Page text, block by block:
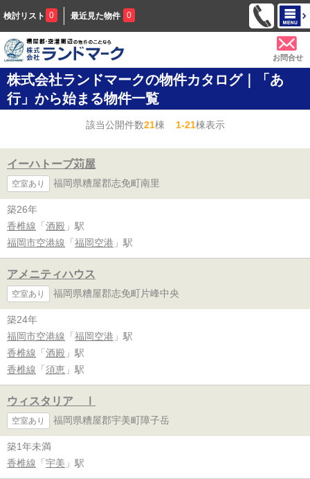
検討リスト 0 最近見た物件 0
お問合せ
株式会社ランドマークの物件カタログ｜「あ
行」から始まる物件一覧
該当公開件数21棟 1-21棟表示
イーハトーブ苅屋
空室あり 福岡県糟屋郡志免町南里
築26年
香椎線 「 酒殿 」駅
福岡市空港線 「 福岡空港 」駅
アメニティハウス
空室あり 福岡県糟屋郡志免町片峰中央
築24年
福岡市空港線 「 福岡空港 」駅
香椎線 「 酒殿 」駅
香椎線 「 須恵 」駅
ウィスタリア Ⅰ
空室あり 福岡県糟屋郡宇美町障子岳
築1年未満
香椎線 「 宇美 」駅